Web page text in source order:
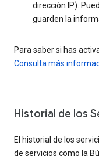
dirección IP).
guarden la
Para saber si has
Consulta más
Historial de los
El historial de los
de servicios como la